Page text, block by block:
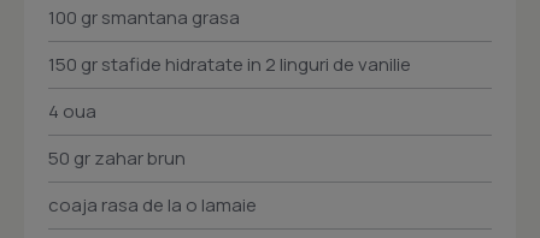
100 gr smantana grasa
150 gr stafide hidratate in 2 linguri de vanilie
4 oua
50 gr zahar brun
coaja rasa de la o lamaie